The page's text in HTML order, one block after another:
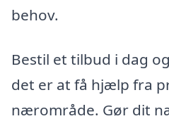
behov.
Bestil et tilbud i dag
det er at få hjælp fra
nærområde. Gør dit